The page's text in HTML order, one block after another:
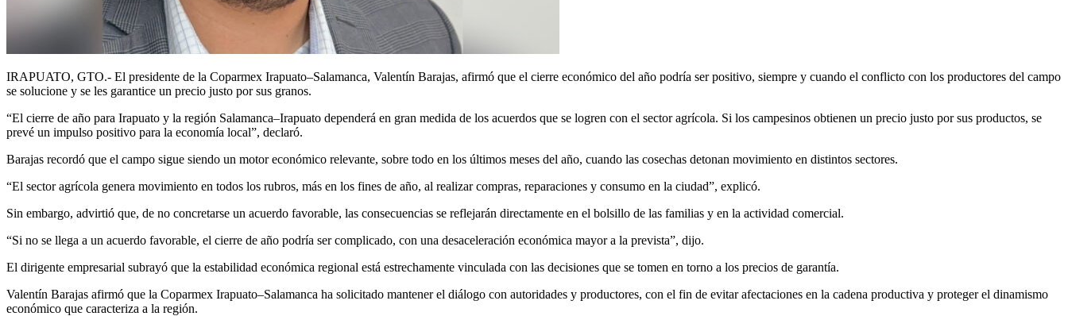
IRAPUATO, GTO.- El presidente de la Coparmex Irapuato–Salamanca, Valentín Barajas, afirmó que el cierre económico del año podría ser positivo, siempre y cuando el conflicto con los productores del campo
se solucione y se les garantice un precio justo por sus granos.
“El cierre de año para Irapuato y la región Salamanca–Irapuato dependerá en gran medida de los acuerdos que se logren con el sector agrícola. Si los campesinos obtienen un precio justo por sus productos, se
prevé un impulso positivo para la economía local”, declaró.
Barajas recordó que el campo sigue siendo un motor económico relevante, sobre todo en los últimos meses del año, cuando las cosechas detonan movimiento en distintos sectores.
“El sector agrícola genera movimiento en todos los rubros, más en los fines de año, al realizar compras, reparaciones y consumo en la ciudad”, explicó.
Sin embargo, advirtió que, de no concretarse un acuerdo favorable, las consecuencias se reflejarán directamente en el bolsillo de las familias y en la actividad comercial.
“Si no se llega a un acuerdo favorable, el cierre de año podría ser complicado, con una desaceleración económica mayor a la prevista”, dijo.
El dirigente empresarial subrayó que la estabilidad económica regional está estrechamente vinculada con las decisiones que se tomen en torno a los precios de garantía.
Valentín Barajas afirmó que la Coparmex Irapuato–Salamanca ha solicitado mantener el diálogo con autoridades y productores, con el fin de evitar afectaciones en la cadena productiva y proteger el dinamismo
económico que caracteriza a la región.